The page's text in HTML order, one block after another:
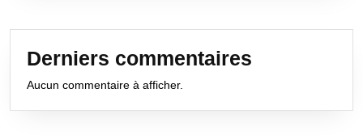
Derniers commentaires
Aucun commentaire à afficher.